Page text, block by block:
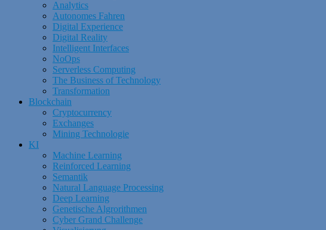
Analytics
Autonomes Fahren
Digital Experience
Digital Reality
Intelligent Interfaces
NoOps
Serverless Computing
The Business of Technology
Transformation
Blockchain
Cryptocurrency
Exchanges
Mining Technologie
KI
Machine Learning
Reinforced Learning
Semantik
Natural Language Processing
Deep Learning
Genetische Algrorithmen
Cyber Grand Challenge